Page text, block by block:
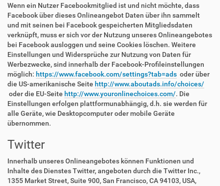
Wenn ein Nutzer Facebookmitglied ist und nicht möchte, dass
Facebook über dieses Onlineangebot Daten über ihn sammelt
und mit seinen bei Facebook gespeicherten Mitgliedsdaten
verknüpft, muss er sich vor der Nutzung unseres Onlineangebotes
bei Facebook ausloggen und seine Cookies löschen. Weitere
Einstellungen und Widersprüche zur Nutzung von Daten für
Werbezwecke, sind innerhalb der Facebook-Profileinstellungen
möglich: https://www.facebook.com/settings?tab=ads oder über
die US-amerikanische Seite http://www.aboutads.info/choices/
oder die EU-Seite http://www.youronlinechoices.com/. Die
Einstellungen erfolgen plattformunabhängig, d.h. sie werden für
alle Geräte, wie Desktopcomputer oder mobile Geräte
übernommen.
Twitter
Innerhalb unseres Onlineangebotes können Funktionen und
Inhalte des Dienstes Twitter, angeboten durch die Twitter Inc.,
1355 Market Street, Suite 900, San Francisco, CA 94103, USA,